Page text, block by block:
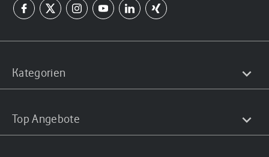
Kategorien
Top Angebote